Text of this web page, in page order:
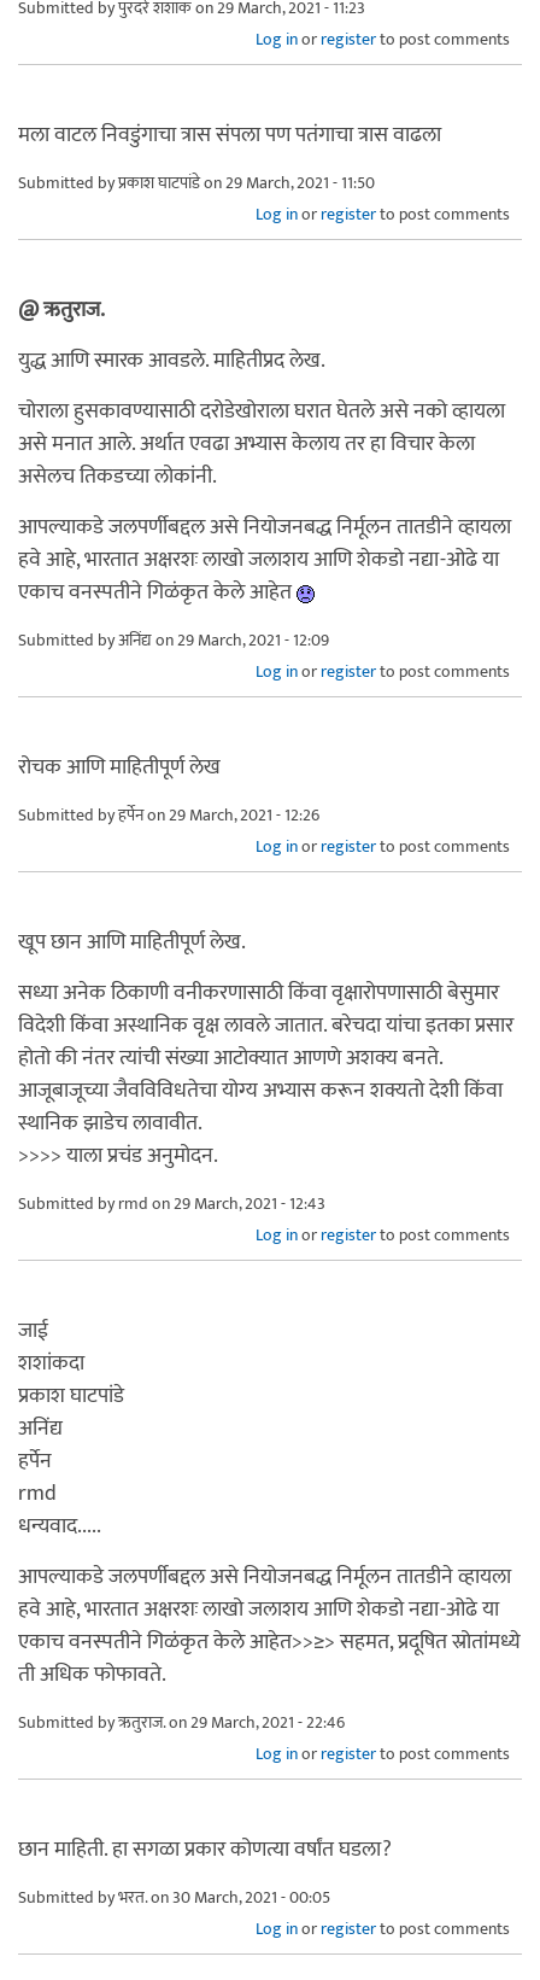
Submitted byपुरंदरे शशांकon 29 March, 2021 - 11:23
Log inorregisterto post comments
मला वाटल निवडुंगाचा त्रास संपला पण पतंगाचा त्रास वाढला
Submitted byप्रकाश घाटपांडेon 29 March, 2021 - 11:50
Log inorregisterto post comments
@ ऋतुराज.
युद्ध आणि स्मारक आवडले. माहितीप्रद लेख.
चोराला हुसकावण्यासाठी दरोडेखोराला घरात घेतले असे नको व्हायला
असे मनात आले. अर्थात एवढा अभ्यास केलाय तर हा विचार केला
असेलच तिकडच्या लोकांनी.
आपल्याकडे जलपर्णीबद्दल असे नियोजनबद्ध निर्मूलन तातडीने व्हायला
हवे आहे, भारतात अक्षरशः लाखो जलाशय आणि शेकडो नद्या-ओढे या
एकाच वनस्पतीने गिळंकृत केले आहेत
Submitted byअनिंद्यon 29 March, 2021 - 12:09
Log inorregisterto post comments
रोचक आणि माहितीपूर्ण लेख
Submitted byहर्पेनon 29 March, 2021 - 12:26
Log inorregisterto post comments
खूप छान आणि माहितीपूर्ण लेख.
सध्या अनेक ठिकाणी वनीकरणासाठी किंवा वृक्षारोपणासाठी बेसुमार
विदेशी किंवा अस्थानिक वृक्ष लावले जातात. बरेचदा यांचा इतका प्रसार
होतो की नंतर त्यांची संख्या आटोक्यात आणणे अशक्य बनते.
आजूबाजूच्या जैवविविधतेचा योग्य अभ्यास करून शक्यतो देशी किंवा
स्थानिक झाडेच लावावीत.
>>>> याला प्रचंड अनुमोदन.
Submitted byrmdon 29 March, 2021 - 12:43
Log inorregisterto post comments
जाई
शशांकदा
प्रकाश घाटपांडे
अनिंद्य
हर्पेन
rmd
धन्यवाद.....
आपल्याकडे जलपर्णीबद्दल असे नियोजनबद्ध निर्मूलन तातडीने व्हायला
हवे आहे, भारतात अक्षरशः लाखो जलाशय आणि शेकडो नद्या-ओढे या
एकाच वनस्पतीने गिळंकृत केले आहेत>>≥> सहमत, प्रदूषित स्रोतांमध्ये
ती अधिक फोफावते.
Submitted byऋतुराज.on 29 March, 2021 - 22:46
Log inorregisterto post comments
छान माहिती. हा सगळा प्रकार कोणत्या वर्षांत घडला?
Submitted byभरत.on 30 March, 2021 - 00:05
Log inorregisterto post comments